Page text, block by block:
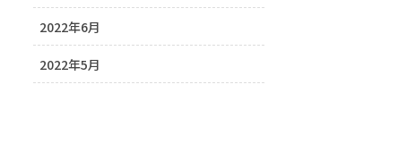
2022年6月
2022年5月